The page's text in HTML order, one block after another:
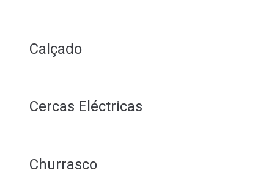
Calçado
Cercas Eléctricas
Churrasco